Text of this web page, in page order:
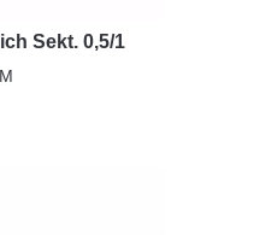
Sekt. 0,5/1